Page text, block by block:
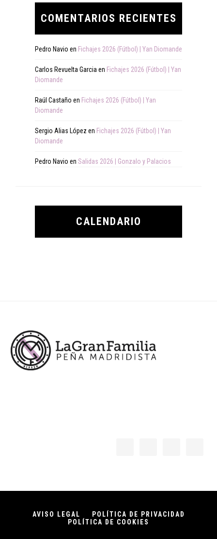
COMENTARIOS RECIENTES
Pedro Navio en Fichajes 2026 (Fútbol) | Yan Diomande
Carlos Revuelta Garcia en Fichajes 2026 (Fútbol) | Yan
Diomande
Raúl Castaño en Fichajes 2026 (Fútbol) | Yan
Diomande
Sergio Alias López en Fichajes 2026 (Fútbol) | Yan
Diomande
Pedro Navio en Salidas 2026 | Gonzalo y Palacios
CALENDARIO
AVISO LEGAL
POLÍTICA DE PRIVACIDAD
POLÍTICA DE COOKIES